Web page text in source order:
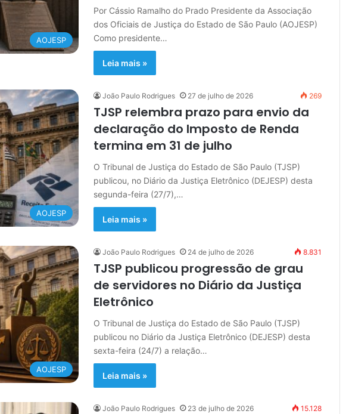
AOJESP
Por Cássio Ramalho do Prado Presidente da Associação
dos Oficiais de Justiça do Estado de São Paulo (AOJESP)
Como presidente…
Leia mais »
AOJESP
João Paulo Rodrigues 27 de julho de 2026 269
TJSP relembra prazo para envio da
declaração do Imposto de Renda
termina em 31 de julho
O Tribunal de Justiça do Estado de São Paulo (TJSP)
publicou, no Diário da Justiça Eletrônico (DEJESP) desta
segunda-feira (27/7),…
Leia mais »
AOJESP
João Paulo Rodrigues 24 de julho de 2026 8.831
TJSP publicou progressão de grau
de servidores no Diário da Justiça
Eletrônico
O Tribunal de Justiça do Estado de São Paulo (TJSP)
publicou no Diário da Justiça Eletrônico (DEJESP) desta
sexta-feira (24/7) a relação…
Leia mais »
João Paulo Rodrigues 23 de julho de 2026 15.128